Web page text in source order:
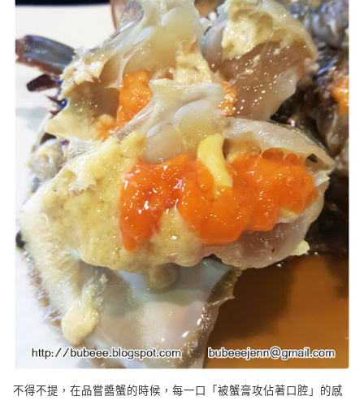
不得不提，在品嘗醬蟹的時候，每一口「被蟹膏攻佔著口腔」的感